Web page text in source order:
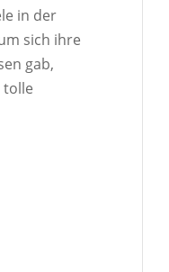
in der
sich ihre
gab,
tolle